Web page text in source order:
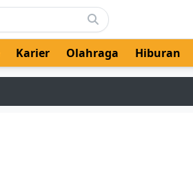
Karier Olahraga Hiburan